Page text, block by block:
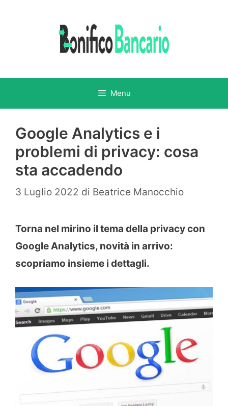
Menu
Google Analytics e i
problemi di privacy: cosa
sta accadendo
3 Luglio 2022 di Beatrice Manocchio
Torna nel mirino il tema della privacy con
Google Analytics, novità in arrivo:
scopriamo insieme i dettagli.